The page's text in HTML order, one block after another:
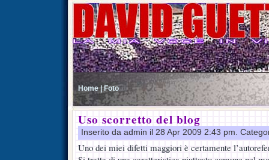
Home | Foto
Uso scorretto del blog
Inserito da admin il 28 Apr 2009 2:43 pm.
Uno dei miei difetti maggiori è certamente